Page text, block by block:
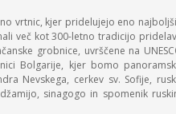
vrtnic, kjer pridelujejo eno
več kot 300-letno tradicijo
grobnice, uvrščene na
Bolgarije, kjer bomo
Nevskega, cerkev sv. Sofije,
sinagogo in spomenik